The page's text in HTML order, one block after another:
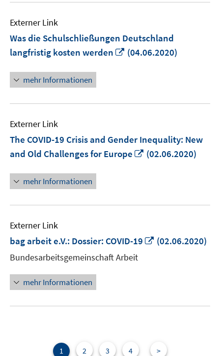
Externer Link
Was die Schulschließungen Deutschland
langfristig kosten werden
In
(04.06.2020)
mehr Informationen
Externer Link
The COVID-19 Crisis and Gender Inequality: New
and Old Challenges for Europe
In
(02.06.2020)
mehr Informationen
Externer Link
bag arbeit e.V.: Dossier: COVID-19
In
(02.06.2020)
Bundesarbeitsgemeinschaft Arbeit
mehr Informationen
1 2 3 4 >